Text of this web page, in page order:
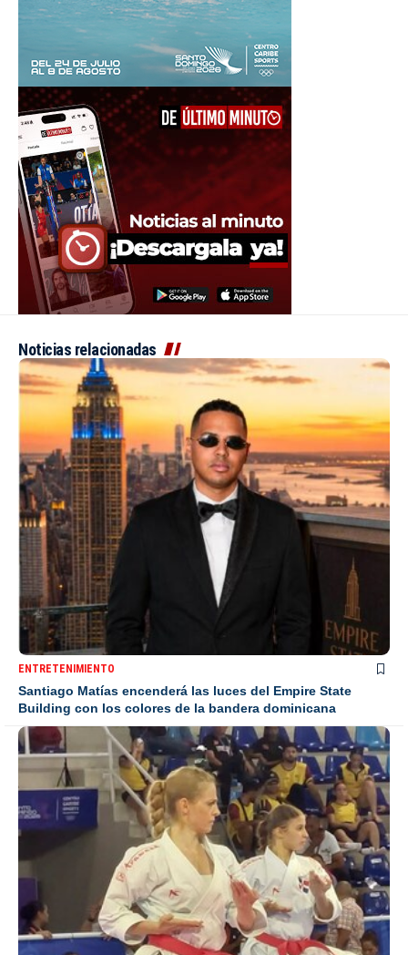
Noticias relacionadas
ENTRETENIMIENTO
Santiago Matías encenderá las luces del Empire State
Building con los colores de la bandera dominicana